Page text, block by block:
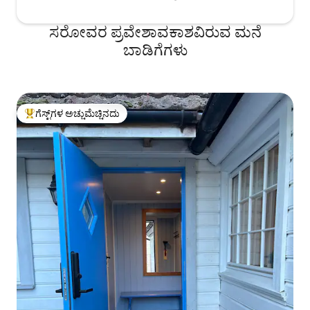
ಸರೋವರ ಪ್ರವೇಶಾವಕಾಶವಿರುವ ಮನೆ
ಬಾಡಿಗೆಗಳು
ಗೆಸ್ಟ್‌ಗಳಿಗೆ ಅತಿ ಹೆಚ್ಚು ಅಚ್ಚುಮೆಚ್ಚಿನದು
ಗೆಸ್ಟ್‌ಗಳ ಅಚ್ಚುಮೆಚ್ಚಿನದು